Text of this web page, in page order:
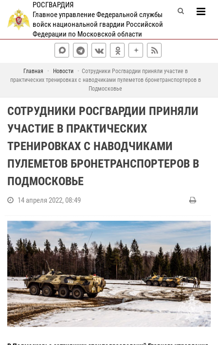
РОСГВАРДИЯ
Главное управление Федеральной службы
войск национальной гвардии Российской
Федерации по Московской области
Главная Новости
Сотрудники Росгвардии приняли участие в
практических тренировках с наводчиками пулеметов бронетранспортеров в
Подмосковье
СОТРУДНИКИ РОСГВАРДИИ ПРИНЯЛИ
УЧАСТИЕ В ПРАКТИЧЕСКИХ
ТРЕНИРОВКАХ С НАВОДЧИКАМИ
ПУЛЕМЕТОВ БРОНЕТРАНСПОРТЕРОВ В
ПОДМОСКОВЬЕ
14 апреля 2022, 08:49